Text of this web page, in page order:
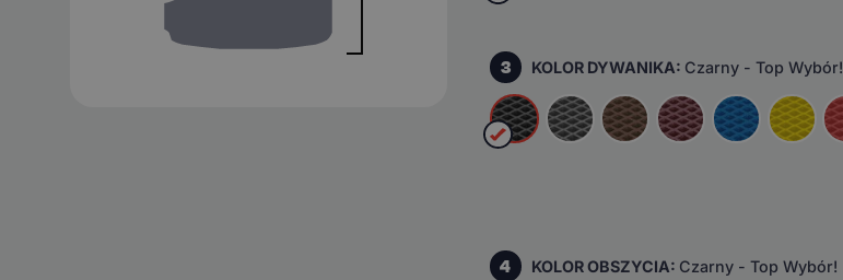
3 KOLOR DYWANIKA: Czarny - Top Wybór!
4 KOLOR OBSZYCIA: Czarny - Top Wybór!